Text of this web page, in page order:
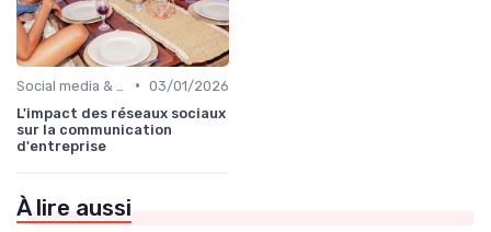
• 03/01/2026
L'impact des réseaux sociaux
sur la communication
d'entreprise
À lire aussi